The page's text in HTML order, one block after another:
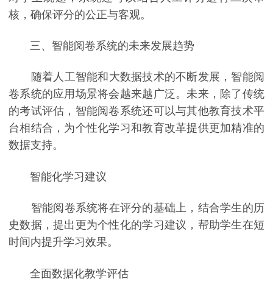
核，确保评分的公正与客观。
三、智能阅卷系统的未来发展趋势
随着人工智能和大数据技术的不断发展，智能阅
卷系统的应用场景将会越来越广泛。未来，除了传统
的考试评估，智能阅卷系统还可以与其他教育技术平
台相结合，为个性化学习和教育改革提供更加精准的
数据支持。
智能化学习建议
智能阅卷系统将在评分的基础上，结合学生的历
史数据，提出更为个性化的学习建议，帮助学生在短
时间内提升学习效果。
全面数据化教学评估